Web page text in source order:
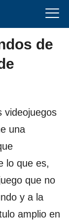
de
videojuegos
una
lo que es,
que no
y a la
amplio en